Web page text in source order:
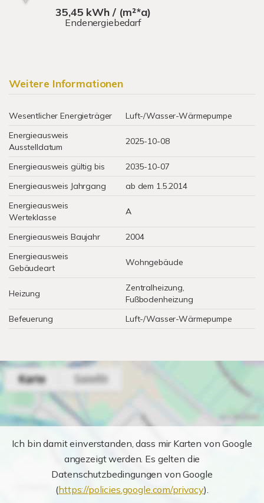
35,45 kWh / (m²*a)
Endenergiebedarf
Weitere Informationen
Wesentlicher Energieträger
Luft-/Wasser-Wärmepumpe
Energieausweis
Ausstelldatum
2025-10-08
Energieausweis gültig bis
2035-10-07
Energieausweis Jahrgang
ab dem 1.5.2014
Energieausweis
Werteklasse
A
Energieausweis Baujahr
2004
Energieausweis
Gebäudeart
Wohngebäude
Heizung
Zentralheizung,
Fußbodenheizung
Befeuerung
Luft-/Wasser-Wärmepumpe
Ich bin damit einverstanden, dass mir Karten von Google
angezeigt werden. Es gelten die
Datenschutzbedingungen von Google
(https://policies.google.com/privacy).